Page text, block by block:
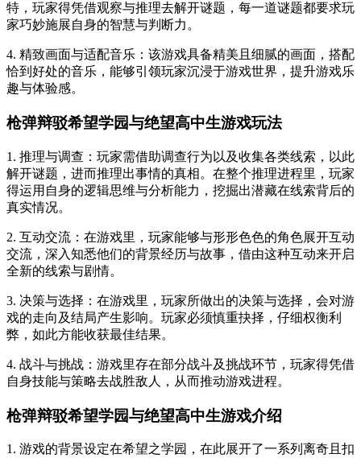
特，玩家得凭借观察与推理去解开谜题，每一道谜题都要求玩
家巧妙施展自身的智慧与判断力。
4. 精致画面与适配音乐：该游戏具备精美且细腻的画面，搭配
恰到好处的音乐，能够引领玩家沉浸于游戏世界，提升游戏乐
趣与体验感。
枪弹辩驳希望学园与绝望高中生游戏玩法
1. 推理与调查：玩家需借助调查行为以及收集各类线索，以此
解开谜题，进而推理出事情的真相。在整个推理进程里，玩家
得运用自身的逻辑思维与分析能力，挖掘出潜藏在线索背后的
真实情况。
2. 互动交流：在游戏里，玩家能够与形形色色的角色展开互动
交流，深入知悉他们的背景经历与故事，借由这种互动来开启
全新的线索与剧情。
3. 决策与选择：在游戏里，玩家所做出的决策与选择，会对游
戏的走向及结局产生影响。玩家必须慎重抉择，仔细权衡利
弊，如此方能收获最佳结果。
4. 战斗与挑战：游戏里存在部分战斗及挑战环节，玩家得凭借
自身技能与策略去战胜敌人，从而推动游戏进程。
枪弹辩驳希望学园与绝望高中生游戏介绍
1. 游戏的背景设定在希望之学园，在此展开了一系列离奇且扣